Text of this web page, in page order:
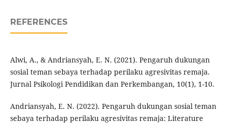
REFERENCES
Alwi, A., & Andriansyah, E. N. (2021). Pengaruh dukungan
sosial teman sebaya terhadap perilaku agresivitas remaja.
Jurnal Psikologi Pendidikan dan Perkembangan, 10(1), 1-10.
Andriansyah, E. N. (2022). Pengaruh dukungan sosial teman
sebaya terhadap perilaku agresivitas remaja: Literature